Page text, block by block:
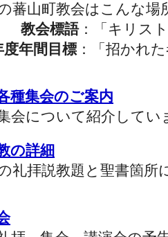
蕃山町教会はこんな場
教会標語：「キリス
年間目標 ：「招かれ
種集会のご案内
会について紹介してい
の詳細
礼拝説教題と聖書箇所